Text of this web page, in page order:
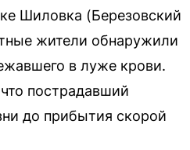
Шиловка (Березовский
жители обнаружили
в луже крови.
пострадавший
до прибытия скорой